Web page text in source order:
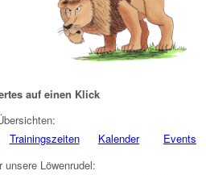
auf einen Klick
Trainingszeiten Kalender
Events
unsere Löwenrudel: